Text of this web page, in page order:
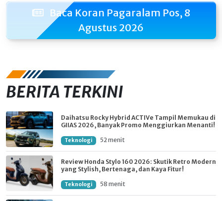
Baca Koran Pagaralam Pos, 8
Agustus 2026
BERITA TERKINI
Daihatsu Rocky Hybrid ACTIVe Tampil Memukau di
GIIAS 2026, Banyak Promo Menggiurkan Menanti!
Teknologi 52 menit
Review Honda Stylo 160 2026: Skutik Retro Modern
yang Stylish, Bertenaga, dan Kaya Fitur!
Teknologi 58 menit